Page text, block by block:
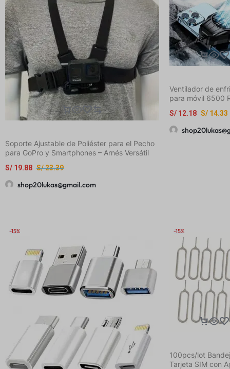
Soporte Ajustable de Poliéster para el Pecho
para GoPro y Smartphones – Arnés Versátil
Correas Seguras, Ideal para Ciclismo y Pesca
S/23.39
S/ 19.88
shop20lukas@gmail.com
Ventilador de
para móvil 6500
conexión USB,
en vivo sin
diseño retráctil y
S/14.33
S/ 12.18
-15% -15%
100pcs/lot
Tarjeta SIM con